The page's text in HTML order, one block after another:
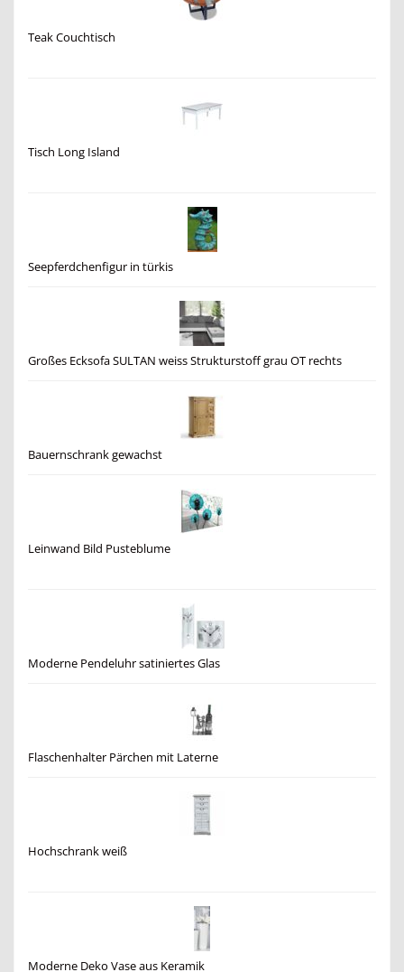
Teak Couchtisch
Tisch Long Island
Seepferdchenfigur in türkis
Großes Ecksofa SULTAN weiss Strukturstoff grau OT rechts
Bauernschrank gewachst
Leinwand Bild Pusteblume
Moderne Pendeluhr satiniertes Glas
Flaschenhalter Pärchen mit Laterne
Hochschrank weiß
Moderne Deko Vase aus Keramik